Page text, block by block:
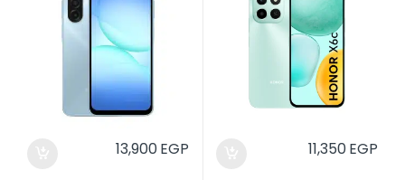
11,350EGP
13,900EGP